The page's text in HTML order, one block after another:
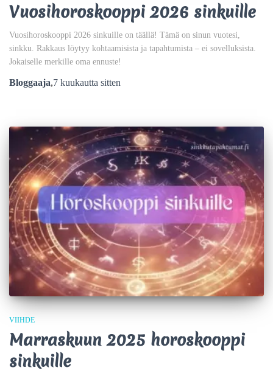
Vuosihoroskooppi 2026 sinkuille
Vuosihoroskooppi 2026 sinkuille on täällä! Tämä on sinun vuotesi,
sinkku. Rakkaus löytyy kohtaamisista ja tapahtumista – ei sovelluksista.
Jokaiselle merkille oma ennuste!
Bloggaaja,7 kuukautta sitten
VIIHDE
Marraskuun 2025 horoskooppi
sinkuille